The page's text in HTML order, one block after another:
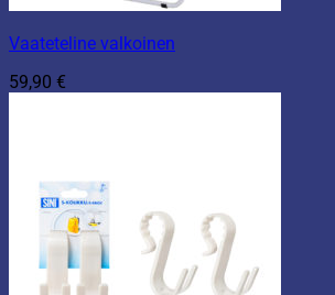
Vaateteline valkoinen
59,90 €